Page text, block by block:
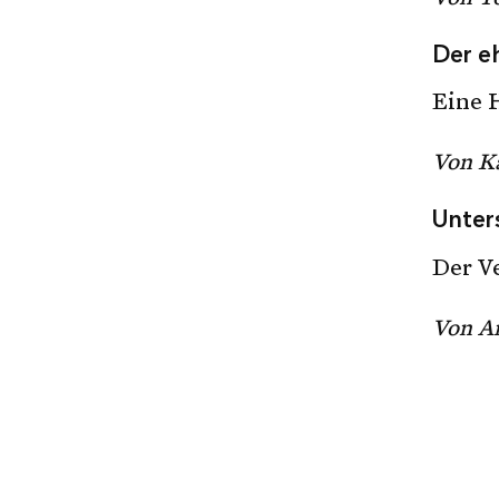
Der
Eine
Von
Der
Von
Umstellung
Ich möchte